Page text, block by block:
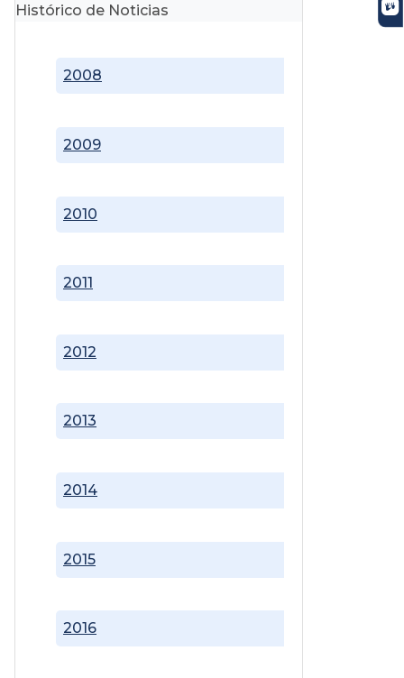
Histórico de Noticias
2008
2009
2010
2011
2012
2013
2014
2015
2016